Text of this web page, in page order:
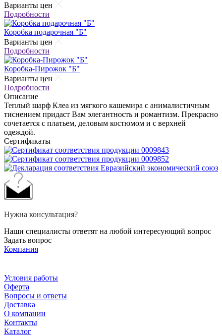
Варианты цен
Подробности
Коробка подарочная "Б"
Варианты цен
Подробности
Коробка-Пирожок "Б"
Варианты цен
Подробности
Описание
Теплый шарф Клеа из мягкого кашемира c анималистичным
тиснением придаст Вам элегантность и романтизм. Прекрасно
сочетается с платьем, деловым костюмом и с верхней
одеждой.
Сертификаты
Нужна консультация?
Наши специалисты ответят на любой интересующий вопрос
Задать вопрос
Компания
Условия работы
Оферта
Вопросы и ответы
Доставка
О компании
Контакты
Каталог